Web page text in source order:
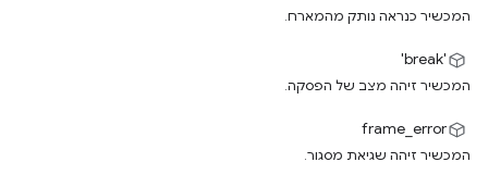
המכשיר כנראה נותק מהמארח.
'break'
המכשיר זיהה מצב של הפסקה.
frame_error
המכשיר זיהה שגיאת מסגור.